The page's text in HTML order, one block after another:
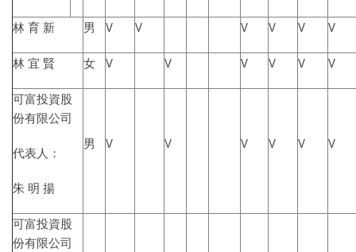
林 育 新 男 V V V V V V
林 宜 賢 女 V V V V V V
可富投資股
份有限公司
代表人：
朱 明 揚
男 V V V V V V
可富投資股
份有限公司